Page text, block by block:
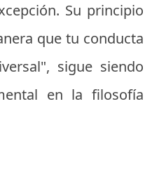
Su principio
que tu conducta
sigue siendo
en la filosofía